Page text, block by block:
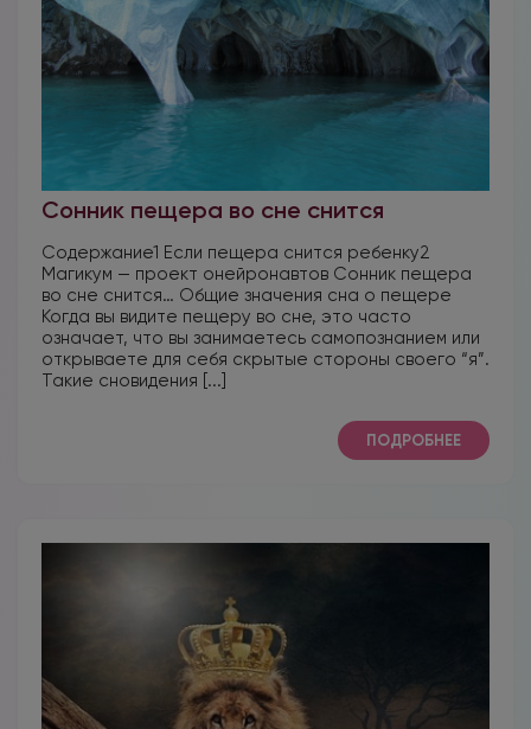
Сонник пещера во сне снится
Содержание1 Если пещера снится ребенку2
Магикум — проект онейронавтов Сонник пещера
во сне снится… Общие значения сна о пещере
Когда вы видите пещеру во сне, это часто
означает, что вы занимаетесь самопознанием или
открываете для себя скрытые стороны своего “я”.
Такие сновидения [...]
ПОДРОБНЕЕ